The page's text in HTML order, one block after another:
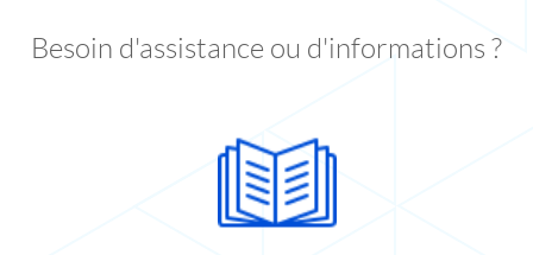
Besoin d'assistance ou d'informations ?